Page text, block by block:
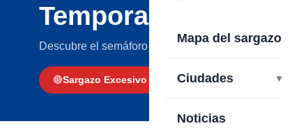
Mapa del sargazo
Ciudades
Noticias
Temporada del
Descubre el semáforo del sargazo en las playas
🔴Sargazo Excesivo